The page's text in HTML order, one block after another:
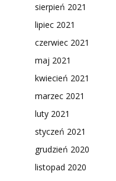
sierpień 2021
lipiec 2021
czerwiec 2021
maj 2021
kwiecień 2021
marzec 2021
luty 2021
styczeń 2021
grudzień 2020
listopad 2020